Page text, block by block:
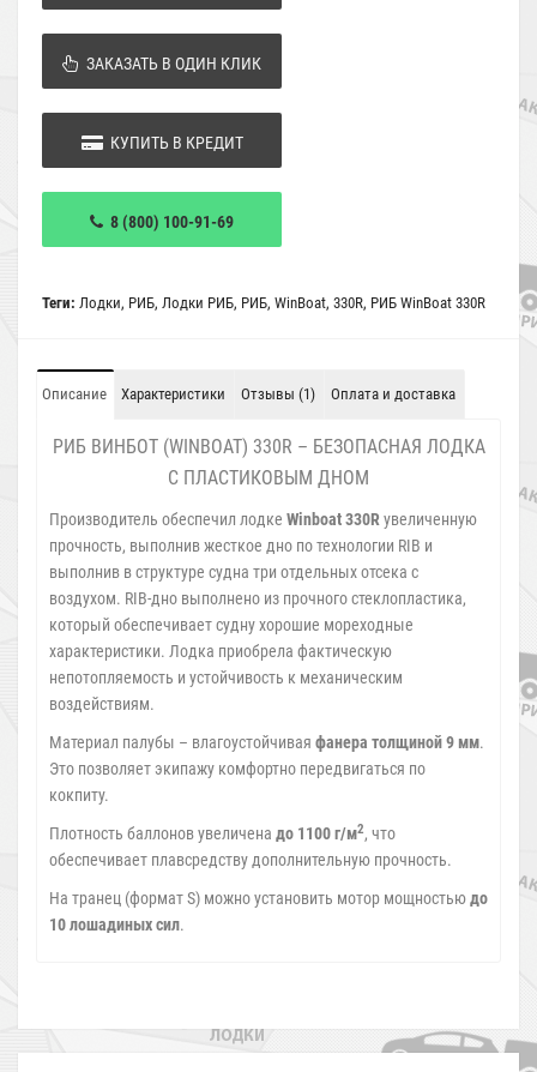
ЗАКАЗАТЬ В ОДИН КЛИК
КУПИТЬ В КРЕДИТ
8 (800) 100-91-69
Теги: Лодки, РИБ, Лодки РИБ, РИБ, WinBoat, 330R, РИБ WinBoat 330R
Описание Характеристики Отзывы (1) Оплата и доставка
РИБ ВИНБОТ (WINBOAT) 330R – БЕЗОПАСНАЯ ЛОДКА
С ПЛАСТИКОВЫМ ДНОМ
Производитель обеспечил лодке Winboat 330R увеличенную
прочность, выполнив жесткое дно по технологии RIB и
выполнив в структуре судна три отдельных отсека с
воздухом. RIB-дно выполнено из прочного стеклопластика,
который обеспечивает судну хорошие мореходные
характеристики. Лодка приобрела фактическую
непотопляемость и устойчивость к механическим
воздействиям.
Материал палубы – влагоустойчивая фанера толщиной 9 мм.
Это позволяет экипажу комфортно передвигаться по
кокпиту.
Плотность баллонов увеличена до 1100 г/м2, что
обеспечивает плавсредству дополнительную прочность.
На транец (формат S) можно установить мотор мощностьюдо
10 лошадиных сил.